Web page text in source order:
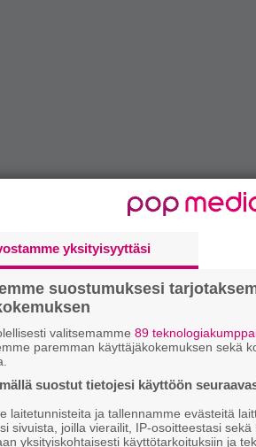
Monster’s Ball Tour at Madison
kuvamateriaalia Gagan
jolla kuullaan artisteja kuten
yksityisyyttäsi
suostumuksesi
valitsemamme 89
paremman käyttäjäkokemuksen sekä
suostut tietojesi käyttöön
laitetunnisteita ja tallennamme evästeitä
sivuista, joilla vierailit, IP-osoitteestasi
yksityiskohtaisesti käyttötarkoituksiin ja